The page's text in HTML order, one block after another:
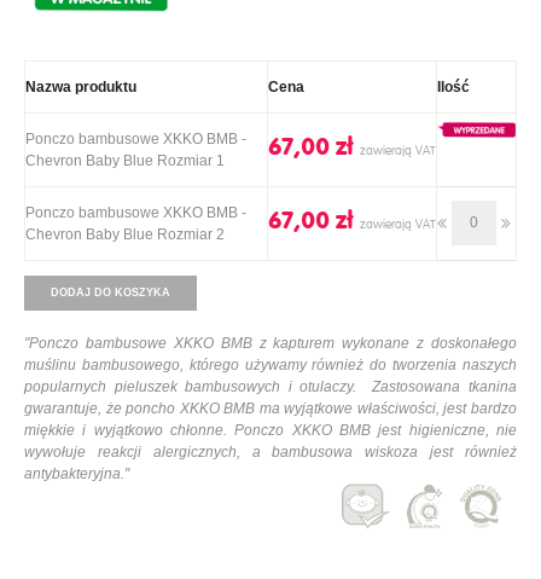
Nazwa produktu Cena Ilość
Ponczo bambusowe XKKO BMB -
Chevron Baby Blue Rozmiar 1
67,00 ‎zł
Ponczo bambusowe XKKO BMB -
Chevron Baby Blue Rozmiar 2
67,00 ‎zł
DODAJ DO KOSZYKA
"Ponczo bambusowe XKKO BMB z kapturem wykonane z doskonałego
muślinu bambusowego, którego używamy również do tworzenia naszych
popularnych pieluszek bambusowych i otulaczy.Zastosowana tkanina
gwarantuje, że poncho XKKO BMB ma wyjątkowe właściwości, jest bardzo
miękkie i wyjątkowo chłonne. Ponczo XKKO BMB jest higieniczne, nie
wywołuje reakcji alergicznych, a bambusowa wiskoza jest również
antybakteryjna."